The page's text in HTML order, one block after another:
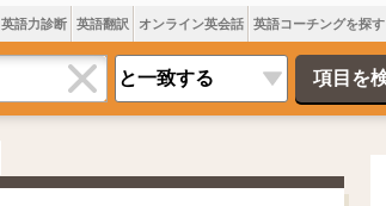
英語力診断 英語翻訳 オンライン英会話 英語コーチングを探す